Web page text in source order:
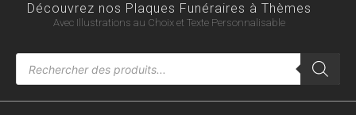
Découvrez nos Plaques Funéraires à Thèmes
Avec Illustrations au Choix et Texte Personnalisable